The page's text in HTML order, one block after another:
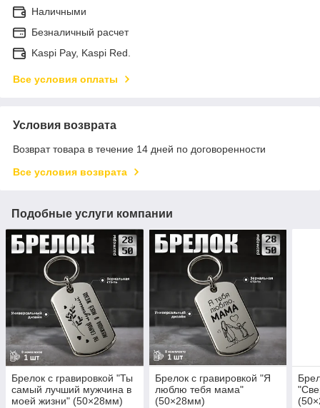
Наличными
Безналичный расчет
Kaspi Pay, Kaspi Red.
Все условия оплаты
Условия возврата
Возврат товара в течение 14 дней по договоренности
Все условия возврата
Подобные услуги компании
Брелок с гравировкой "Ты
самый лучший мужчина в
моей жизни" (50×28мм)
Брелок с гравировкой "Я
люблю тебя мама"
(50×28мм)